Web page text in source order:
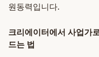
원동력입니다.
크리에이터에서 사업가
드는 법